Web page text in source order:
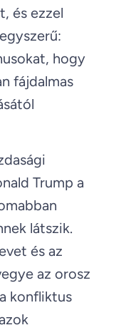
és ezzel
hogy
fájdalmas
Trump a
látszik.
és az
az orosz
konfliktus